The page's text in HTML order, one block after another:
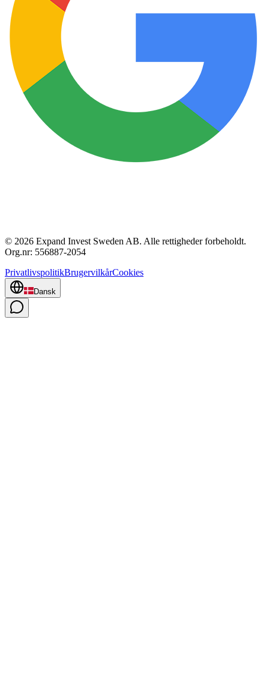
© 2026 Expand Invest Sweden AB. Alle rettigheder forbeholdt.
Org.nr: 556887-2054
PrivatlivspolitikBrugervilkårCookies
Dansk